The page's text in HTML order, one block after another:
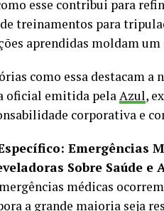
esse contribui para
treinamentos para
aprendidas moldam
como essa destacam a
oficial emitida pelaAzul,
corporativa e
Emergências
Sobre Saúde e
médicas
a grande maioria seja